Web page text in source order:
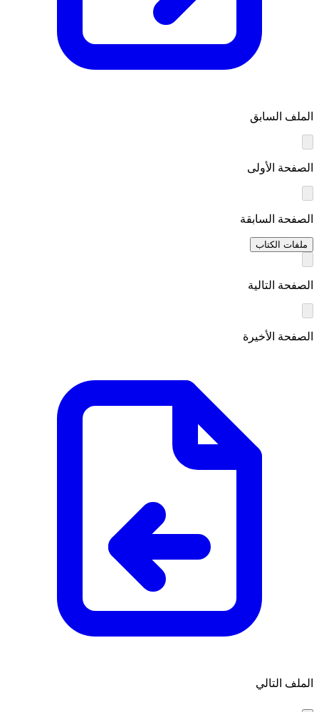
الملف السابق
الصفحة الأولى
الصفحة السابقة
ملفات الكتاب
الصفحة التالية
الصفحة الأخيرة
الملف التالي